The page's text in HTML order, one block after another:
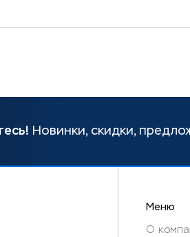
Новинки, скидки,
Меню
О